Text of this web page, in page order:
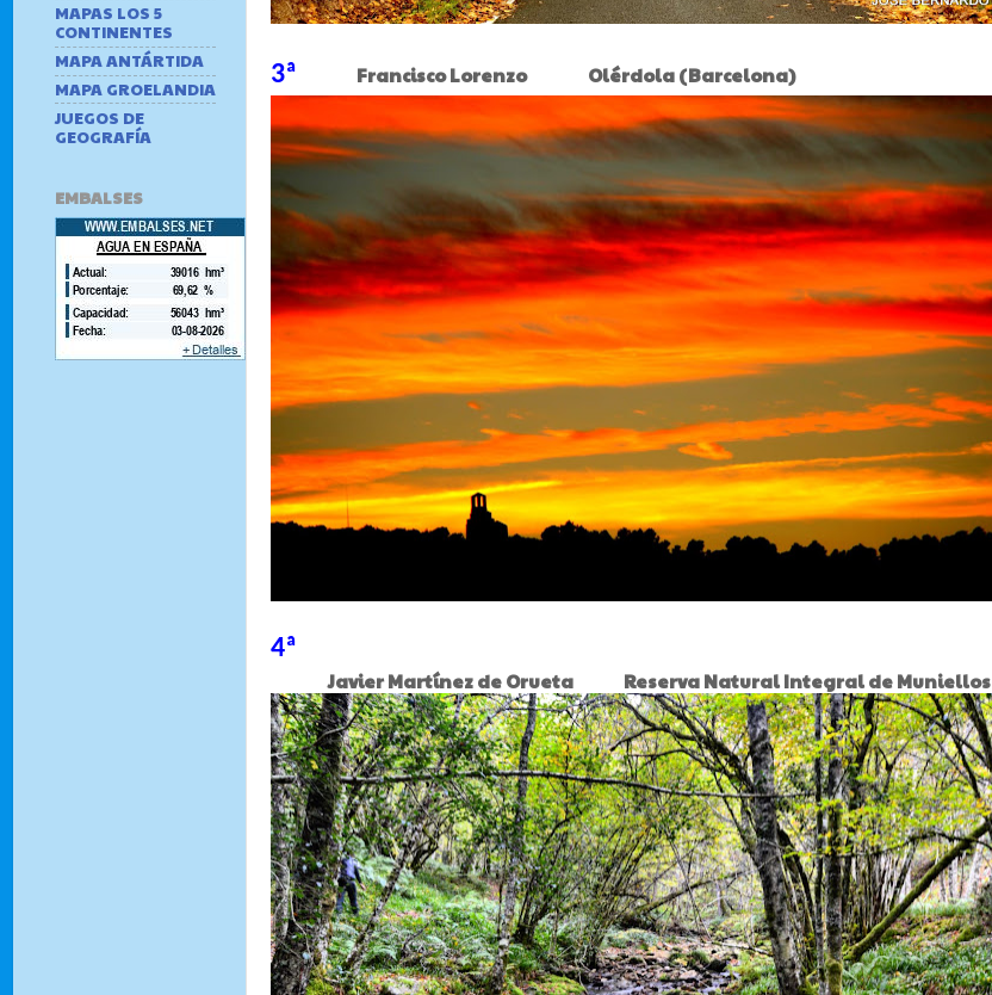
3ª Francisco Lorenzo Olérdola (Barcelona)
4ª
Javier Martínez de Orueta Reserva Natural Integral de Muniellos
MAPAS LOS 5
CONTINENTES
MAPA ANTÁRTIDA
MAPA GROELANDIA
JUEGOS DE
GEOGRAFÍA
EMBALSES